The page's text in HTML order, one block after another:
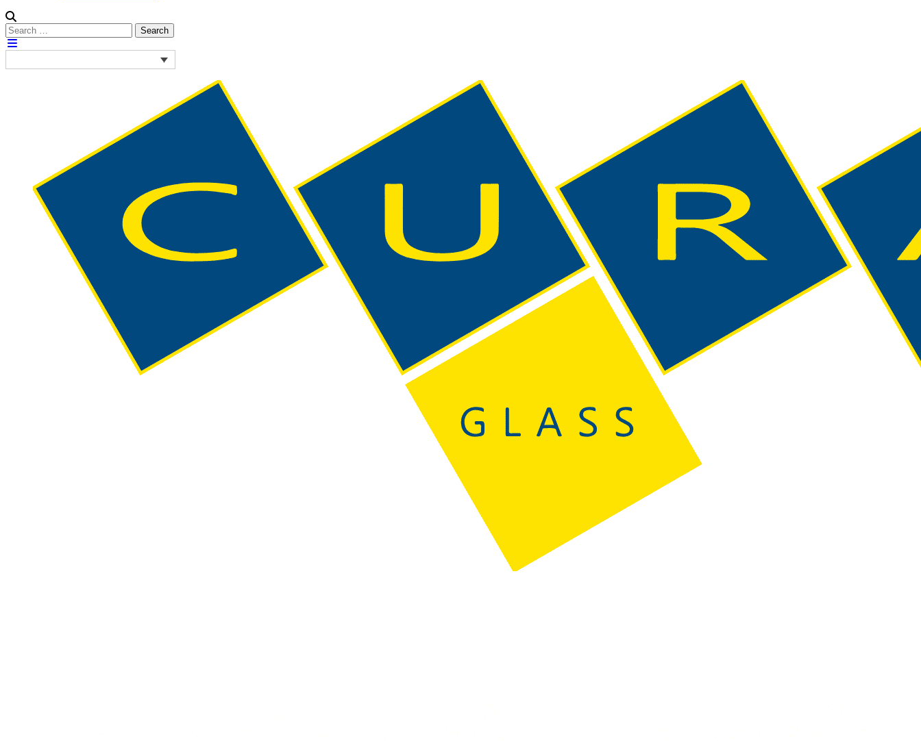
Rechercher : Search